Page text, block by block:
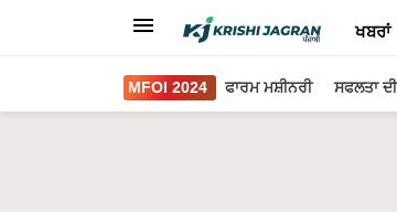
ਖਬਰਾਂ
MFOI 2024 ਫਾਰਮ ਮਸ਼ੀਨਰੀ ਸਫਲਤਾ